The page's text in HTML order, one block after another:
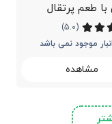
با طعم پرتقال
25 گرمی
(5.0)
موجود نمی باشد
مشاهده